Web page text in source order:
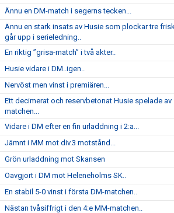
Ännu en DM-match i segerns tecken...
Ännu en stark insats av Husie som plockar tre
går upp i serieledning..
En riktig ”grisa-match” i två akter..
Husie vidare i DM..igen..
Nervöst men vinst i premiären...
Ett decimerat och reservbetonat Husie spelade av
matchen...
Vidare i DM efter en fin urladdning i 2:a...
Jämnt i MM mot div.3 motstånd...
Grön urladdning mot Skansen
Oavgjort i DM mot Heleneholms SK..
En stabil 5-0 vinst i första DM-matchen..
Nästan tvåsiffrigt i den 4:e MM-matchen..